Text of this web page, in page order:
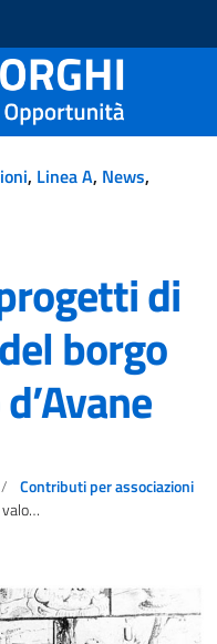
, Linea A, News,
di
borgo
Contributi per associazioni
d’Avane